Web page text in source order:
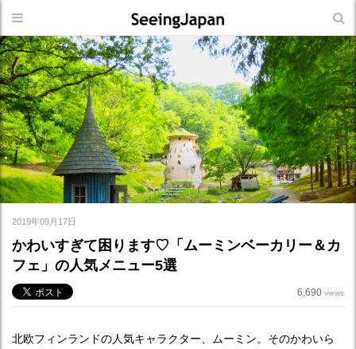
2019年09月17日
かわいすぎて困ります♡「ムーミンベーカリー＆カ
フェ」の人気メニュー5選
6,690 views
北欧フィンランドの人気キャラクター、ムーミン。そのかわいら